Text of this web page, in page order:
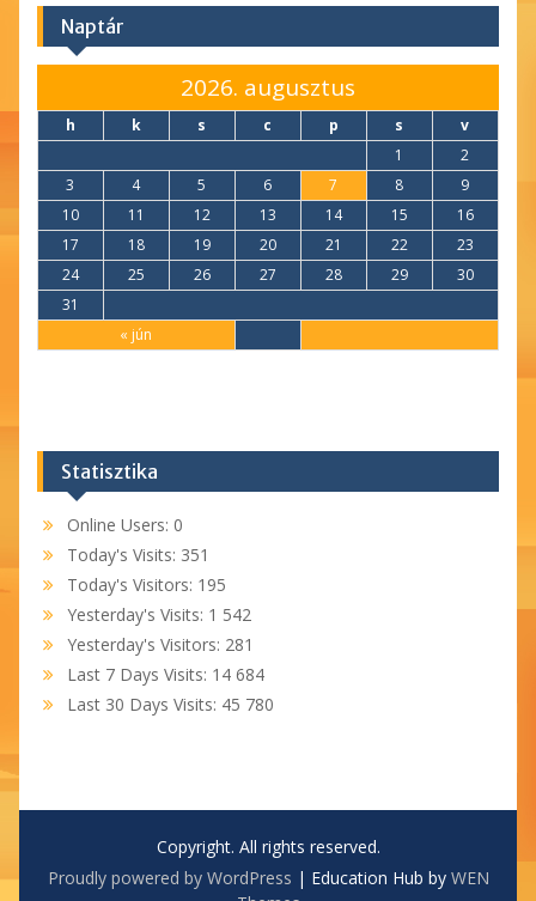
Naptár
2026. augusztus
h k s c p s v
« jún
1
2
3
4 5 6 7 8
9
10
11 12 13 14 15
16
17
18 19 20 21 22
23
24
25 26 27 28 29
30
31
Statisztika
Online Users: 0
Today's Visits: 351
Today's Visitors: 195
Yesterday's Visits: 1 542
Yesterday's Visitors: 281
Last 7 Days Visits: 14 684
Last 30 Days Visits: 45 780
Copyright. All rights reserved.
Proudly powered by WordPress | Education Hub by WEN